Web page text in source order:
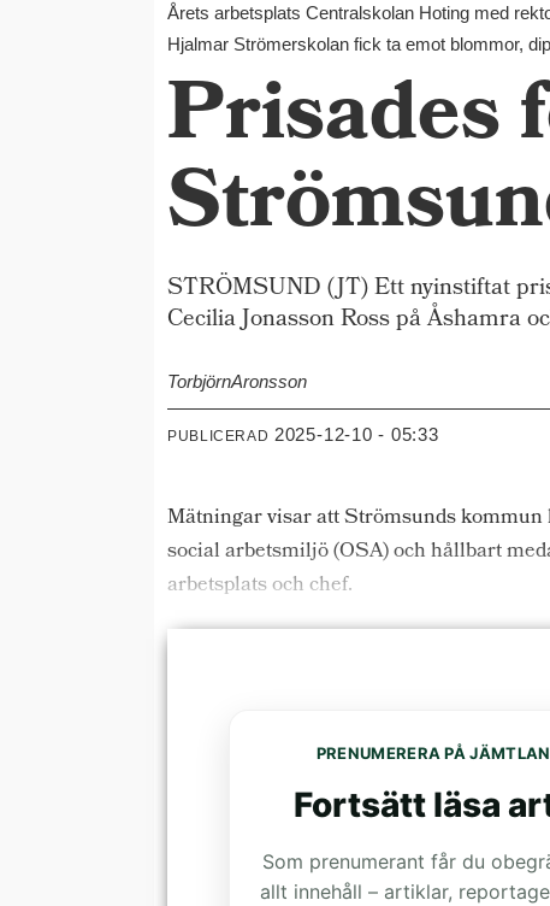
Årets arbetsplats Centralskolan Hoting med
Hjalmar Strömerskolan fick ta emot blommor,
Prisades
STRÖMSUND (JT) Ett nyinstiftat
Cecilia Jonasson Ross på Åshamra
TorbjörnAronsson
PUBLICERAD 2025-12-10 - 05:33
Mätningar visar att Strömsunds
social arbetsmiljö (OSA) och hållbart
arbetsplats och chef.
PRENUMERERA PÅ
Fortsätt läsa
Som prenumerant får du
allt innehåll – artiklar,